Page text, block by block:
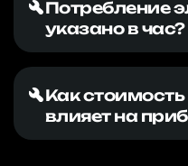
Потребление
указано в час?
Как
влияет на